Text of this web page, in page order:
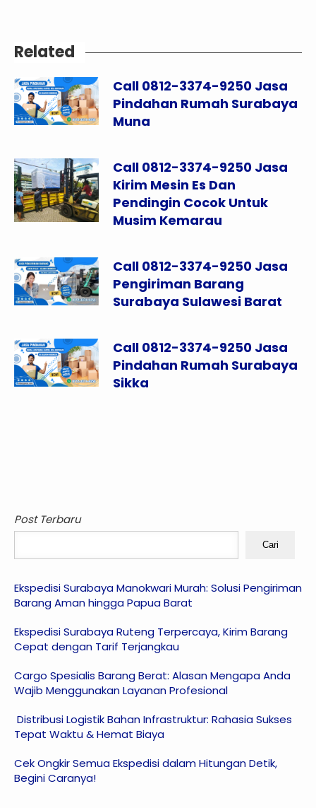
Related
Call 0812-3374-9250 Jasa
Pindahan Rumah Surabaya
Muna
Call 0812-3374-9250 Jasa
Kirim Mesin Es Dan
Pendingin Cocok Untuk
Musim Kemarau
Call 0812-3374-9250 Jasa
Pengiriman Barang
Surabaya Sulawesi Barat
Call 0812-3374-9250 Jasa
Pindahan Rumah Surabaya
Sikka
Post Terbaru
Cari
Ekspedisi Surabaya Manokwari Murah: Solusi Pengiriman
Barang Aman hingga Papua Barat
Ekspedisi Surabaya Ruteng Terpercaya, Kirim Barang
Cepat dengan Tarif Terjangkau
Cargo Spesialis Barang Berat: Alasan Mengapa Anda
Wajib Menggunakan Layanan Profesional
Distribusi Logistik Bahan Infrastruktur: Rahasia Sukses
Tepat Waktu & Hemat Biaya
Cek Ongkir Semua Ekspedisi dalam Hitungan Detik,
Begini Caranya!